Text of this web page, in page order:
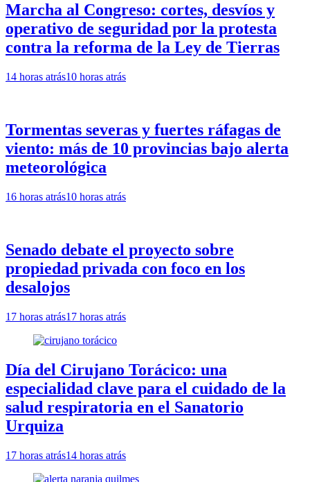
Marcha al Congreso: cortes, desvíos y
operativo de seguridad por la protesta
contra la reforma de la Ley de Tierras
14 horas atrás10 horas atrás
Tormentas severas y fuertes ráfagas de
viento: más de 10 provincias bajo alerta
meteorológica
16 horas atrás10 horas atrás
Senado debate el proyecto sobre
propiedad privada con foco en los
desalojos
17 horas atrás17 horas atrás
Día del Cirujano Torácico: una
especialidad clave para el cuidado de la
salud respiratoria en el Sanatorio
Urquiza
17 horas atrás14 horas atrás